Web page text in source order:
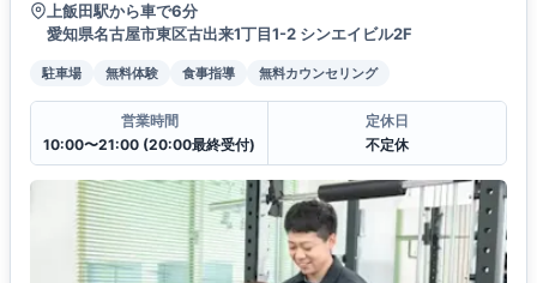
上飯田駅から車で6分
愛知県名古屋市東区古出来1丁目1-2 シンエイビル2F
駐車場 無料体験 食事指導 無料カウンセリング
営業時間
10:00〜21:00 (20:00最終受付)
定休日
不定休